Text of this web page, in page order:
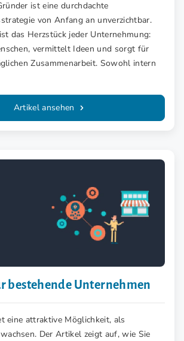
ist eine durchdachte
von Anfang an unverzichtbar.
das Herzstück jeder Unternehmung:
vermittelt Ideen und sorgt für
Zusammenarbeit. Sowohl intern
Artikel ansehen
bestehende Unternehmen
eine attraktive Möglichkeit, als
Der Artikel zeigt auf, wie Sie